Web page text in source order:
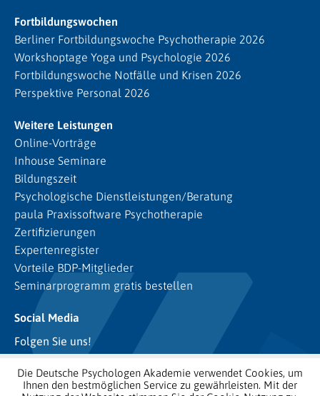
Fortbildungswochen
Berliner Fortbildungswoche Psychotherapie 2026
Workshoptage Yoga und Psychologie 2026
Fortbildungswoche Notfälle und Krisen 2026
Perspektive Personal 2026
Weitere Leistungen
Online-Vorträge
Inhouse Seminare
Bildungszeit
Psychologische Dienstleistungen/Beratung
paula Praxissoftware Psychotherapie
Zertifizierungen
Expertenregister
Vorteile BDP-Mitglieder
Seminarprogramm gratis bestellen
Social Media
Folgen Sie uns!
Die Deutsche Psychologen Akademie verwendet Cookies, um
Ihnen den bestmöglichen Service zu gewährleisten. Mit der